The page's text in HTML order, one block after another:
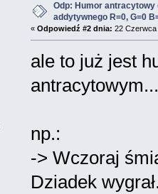
Odp: Humor antracytowy
addytywnego R=0, G=0
« Odpowiedź #2 dnia: 22 Czerwca
ale to już jest
antracytowym...
np.:
-> Wczoraj
Dziadek